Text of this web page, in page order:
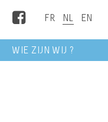
Facebook
WIE ZIJN WIJ ?